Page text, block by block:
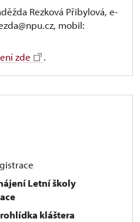
Rezková Přibylová, e-
mobil:
zde .
Letní školy
kláštera